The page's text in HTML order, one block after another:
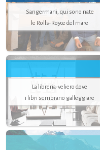
Sangermani, qui sono nate
le Rolls-Royce del mare
La libreria-veliero dove
i libri sembrano galleggiare